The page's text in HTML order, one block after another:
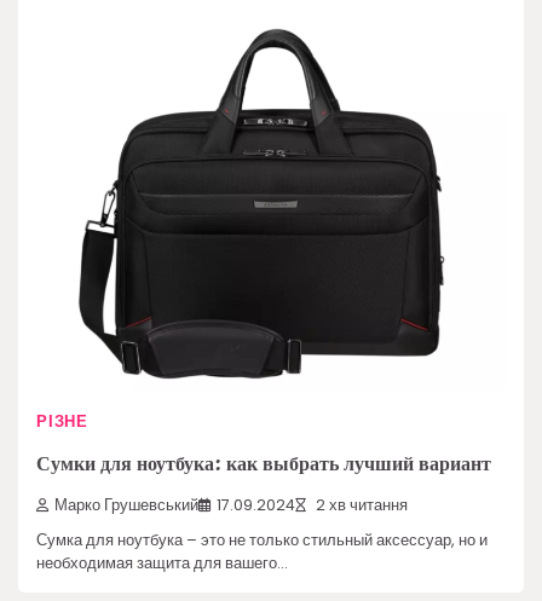
РІЗНЕ
Сумки для ноутбука: как выбрать лучший вариант
Марко Грушевський 17.09.2024 2 хв читання
Сумка для ноутбука – это не только стильный аксессуар, но и
необходимая защита для вашего…